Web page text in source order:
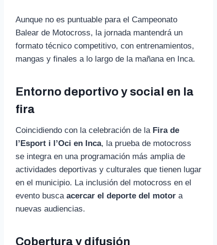
Aunque no es puntuable para el Campeonato
Balear de Motocross, la jornada mantendrá un
formato técnico competitivo, con entrenamientos,
mangas y finales a lo largo de la mañana en Inca.
Entorno deportivo y social en la
fira
Coincidiendo con la celebración de la Fira de
l’Esport i l’Oci en Inca, la prueba de motocross
se integra en una programación más amplia de
actividades deportivas y culturales que tienen lugar
en el municipio. La inclusión del motocross en el
evento busca acercar el deporte del motor a
nuevas audiencias.
Cobertura y difusión